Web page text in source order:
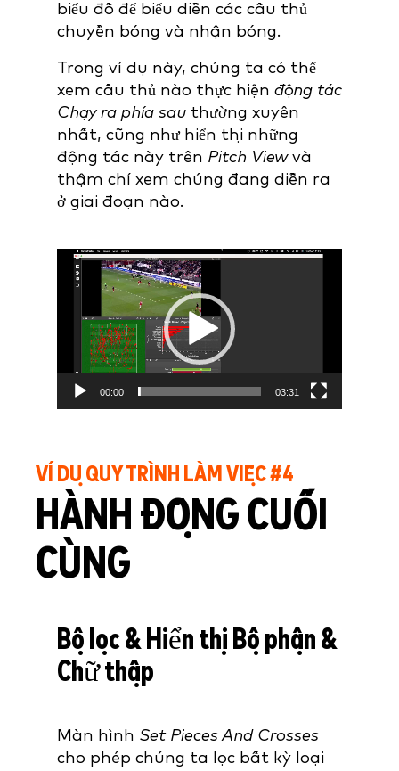
biểu đồ để biểu diễn các cầu thủ
chuyền bóng và nhận bóng.
Trong ví dụ này, chúng ta có thể
xem cầu thủ nào thực hiện động tác
Chạy ra phía sau thường xuyên
nhất, cũng như hiển thị những
động tác này trên Pitch View và
thậm chí xem chúng đang diễn ra
ở giai đoạn nào.
Video
Player
00:00 03:31
VÍ DỤ QUY TRÌNH LÀM VIỆC #4
HÀNH ĐỘNG CUỐI
CÙNG
Bộ lọc & Hiển thị Bộ phận &
Chữ thập
Màn hình Set Pieces And Crosses
cho phép chúng ta lọc bất kỳ loại